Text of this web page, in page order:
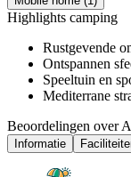
Highlights camping
Rustgevende
Ontspannen
Speeltuin en
Mediterrane
Beoordelingen over
Informatie